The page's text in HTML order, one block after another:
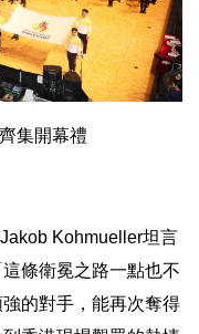
集開幕禮
Kohmueller坦言
這條衛冕之路一點也不
的對手，能再次奪得